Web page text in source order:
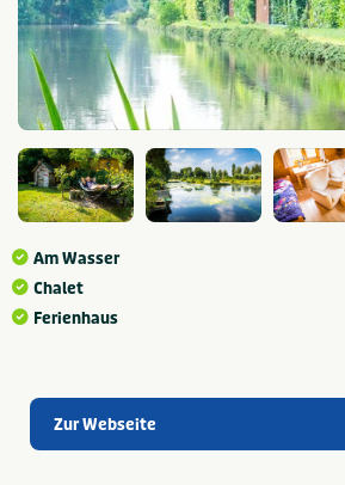
Am Wasser
Chalet
Ferienhaus
Zur Webseite